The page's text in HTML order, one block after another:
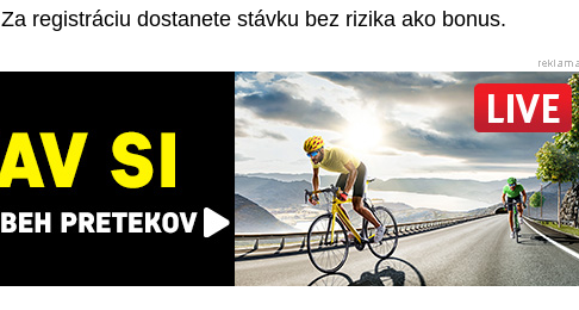
Za registráciu dostanete stávku bez rizika ako bonus.